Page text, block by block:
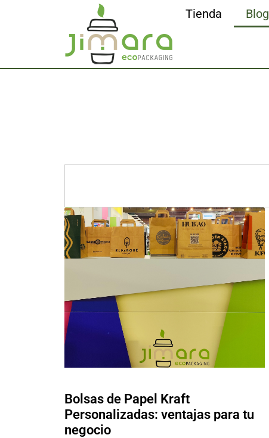
Tienda Blog
Bolsas de Papel Kraft
Personalizadas: ventajas para tu
negocio